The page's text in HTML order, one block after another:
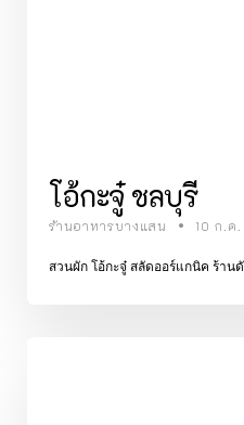
โอ้กะจู๋ ชลบุรี
10 ก.ค.
ร้านอาหารบางแสน
สวนผัก โอ้กะจู๋ สลัดออร์แกนิค ร้าน